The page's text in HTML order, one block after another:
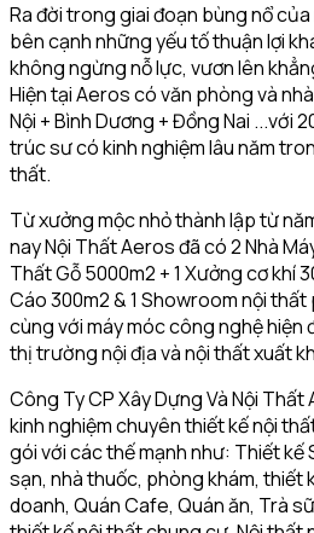
Ra đời trong giai đoạn bùng nổ
bên cạnh những yếu tố thuận lợi
không ngừng nỗ lực, vươn lên
Hiện tại Aeros có văn phòng và
Nội + Bình Dương + Đồng Nai ...với
trúc sư có kinh nghiệm lâu năm
thất.
Từ xưởng mộc nhỏ thành lập từ
nay Nội Thất Aeros đã có 2 Nhà
Thất Gỗ 5000m2 + 1 Xưởng cơ khí
Cáo 300m2 & 1 Showroom nội
cùng với máy móc công nghệ hiện
thị trường nội địa và nội thất xuất
Công Ty CP Xây Dựng Và Nội Thất
kinh nghiệm chuyên thiết kế nội
gói với các thế mạnh như: Thiết kế
sạn, nhà thuốc, phòng khám, thiết
doanh, Quán Cafe, Quán ăn, Trà